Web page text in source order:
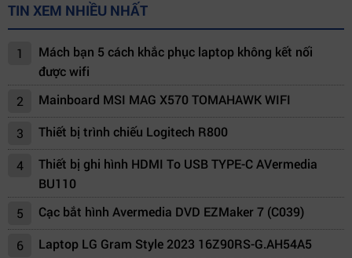
TIN XEM NHIỀU NHẤT
1
Mách bạn 5 cách khắc phục laptop không kết nối
được wifi
2
Mainboard MSI MAG X570 TOMAHAWK WIFI
3 Thiết bị trình chiếu Logitech R800
4
Thiết bị ghi hình HDMI To USB TYPE-C AVermedia
BU110
5
Cạc bắt hình Avermedia DVD EZMaker 7 (C039)
6
Laptop LG Gram Style 2023 16Z90RS-G.AH54A5